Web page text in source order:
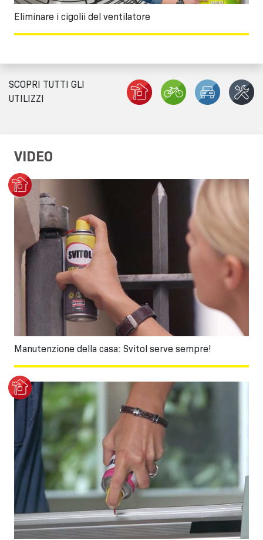
Eliminare i cigolii del ventilatore
SCOPRI TUTTI GLI
UTILIZZI
VIDEO
Manutenzione della casa: Svitol serve sempre!